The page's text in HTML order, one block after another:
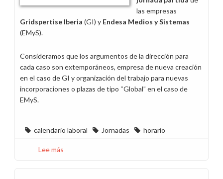
las empresas
Gridspertise Iberia (GI) y Endesa Medios y Sistemas
(EMyS).
Consideramos que los argumentos de la dirección para
cada caso son extemporáneos, empresa de nueva creación
en el caso de GI y organización del trabajo para nuevas
incorporaciones o plazas de tipo “Global” en el caso de
EMyS.
calendario laboral Jornadas horario
Lee más